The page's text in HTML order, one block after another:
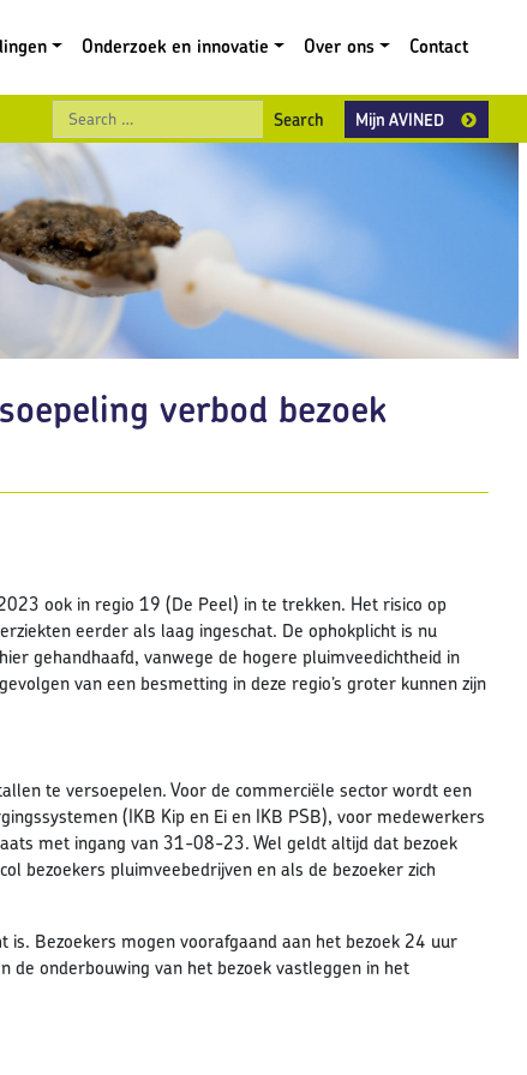
Onderzoek en innovatie Over ons Contact
Search
Mijn AVINED
verbod bezoek
ook in regio 19 (De Peel) in te trekken. Het risico op
eerder als laag ingeschat. De ophokplicht is nu
gehandhaafd, vanwege de hogere pluimveedichtheid in
van een besmetting in deze regio’s groter kunnen zijn
te versoepelen. Voor de commerciële sector wordt een
(IKB Kip en Ei en IKB PSB), voor medewerkers
met ingang van 31-08-23. Wel geldt altijd dat bezoek
bezoekers pluimveebedrijven en als de bezoeker zich
Bezoekers mogen voorafgaand aan het bezoek 24 uur
de onderbouwing van het bezoek vastleggen in het